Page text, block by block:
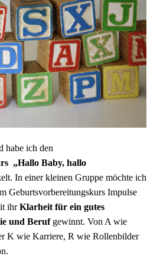
habe ich den
„Hallo Baby, hallo
In einer kleinen Gruppe möchte ich
Geburtsvorbereitungskurs Impulse
ihrKlarheit für ein gutes
und Berufgewinnt. Von A wie
K wie Karriere, R wie Rollenbilder